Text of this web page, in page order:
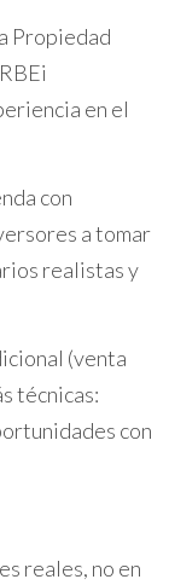
Puedes
un plan de
tu pensión
bienestar
Puedes
a tus
de ocioo
libre sin
a tus hijos o
de su primera
que
puede
Propiedad
en el
con
a tomar
realistas y
(venta
técnicas:
con
reales, no en